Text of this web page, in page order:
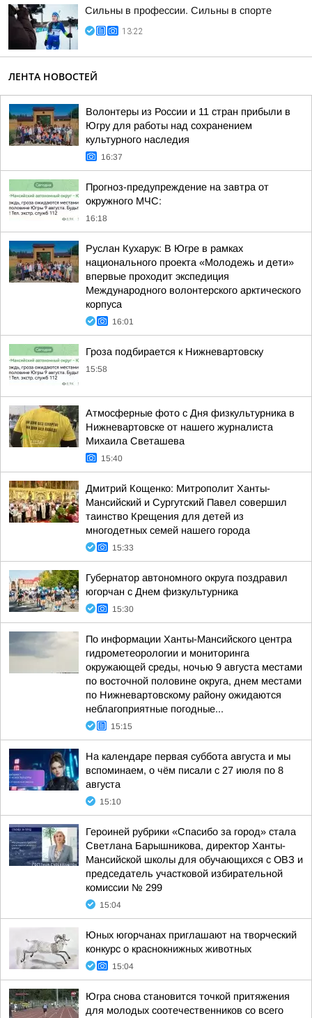
Сильны в профессии. Сильны в спорте
13:22
ЛЕНТА НОВОСТЕЙ
Волонтеры из России и 11 стран прибыли в
Югру для работы над сохранением
культурного наследия
16:37
Прогноз-предупреждение на завтра от
окружного МЧС:
16:18
Руслан Кухарук: В Югре в рамках
национального проекта «Молодежь и дети»
впервые проходит экспедиция
Международного волонтерского арктического
корпуса
16:01
Гроза подбирается к Нижневартовску
15:58
Атмосферные фото с Дня физкультурника в
Нижневартовске от нашего журналиста
Михаила Светашева
15:40
Дмитрий Кощенко: Митрополит Ханты-
Мансийский и Сургутский Павел совершил
таинство Крещения для детей из
многодетных семей нашего города
15:33
Губернатор автономного округа поздравил
югорчан с Днем физкультурника
15:30
По информации Ханты-Мансийского центра
гидрометеорологии и мониторинга
окружающей среды, ночью 9 августа местами
по восточной половине округа, днем местами
по Нижневартовскому району ожидаются
неблагоприятные погодные...
15:15
На календаре первая суббота августа и мы
вспоминаем, о чём писали с 27 июля по 8
августа
15:10
Героиней рубрики «Спасибо за город» стала
Светлана Барышникова, директор Ханты-
Мансийской школы для обучающихся с ОВЗ и
председатель участковой избирательной
комиссии № 299
15:04
Юных югорчанах приглашают на творческий
конкурс о краснокнижных животных
15:04
Югра снова становится точкой притяжения
для молодых соотечественников со всего